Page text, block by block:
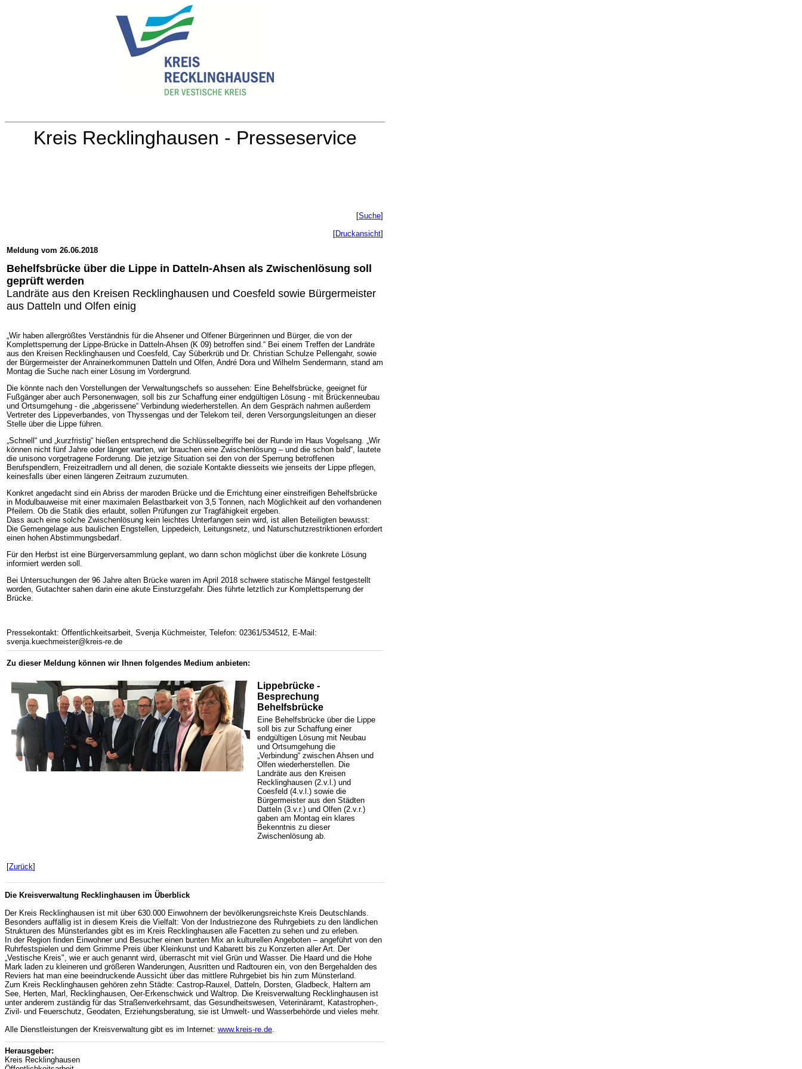
Kreis Recklinghausen - Presseservice
[Suche]
[Druckansicht]
Meldung vom 26.06.2018
Behelfsbrücke über die Lippe in Datteln-Ahsen als Zwischenlösung soll
geprüft werden
Landräte aus den Kreisen Recklinghausen und Coesfeld sowie Bürgermeister
aus Datteln und Olfen einig
„Wir haben allergrößtes Verständnis für die Ahsener und Olfener Bürgerinnen und Bürger, die von der
Komplettsperrung der Lippe-Brücke in Datteln-Ahsen (K 09) betroffen sind.“ Bei einem Treffen der Landräte
aus den Kreisen Recklinghausen und Coesfeld, Cay Süberkrüb und Dr. Christian Schulze Pellengahr, sowie
der Bürgermeister der Anrainerkommunen Datteln und Olfen, André Dora und Wilhelm Sendermann, stand am
Montag die Suche nach einer Lösung im Vordergrund.
Die könnte nach den Vorstellungen der Verwaltungschefs so aussehen: Eine Behelfsbrücke, geeignet für
Fußgänger aber auch Personenwagen, soll bis zur Schaffung einer endgültigen Lösung - mit Brückenneubau
und Ortsumgehung - die „abgerissene“ Verbindung wiederherstellen. An dem Gespräch nahmen außerdem
Vertreter des Lippeverbandes, von Thyssengas und der Telekom teil, deren Versorgungsleitungen an dieser
Stelle über die Lippe führen.
„Schnell“ und „kurzfristig“ hießen entsprechend die Schlüsselbegriffe bei der Runde im Haus Vogelsang. „Wir
können nicht fünf Jahre oder länger warten, wir brauchen eine Zwischenlösung – und die schon bald“, lautete
die unisono vorgetragene Forderung. Die jetzige Situation sei den von der Sperrung betroffenen
Berufspendlern, Freizeitradlern und all denen, die soziale Kontakte diesseits wie jenseits der Lippe pflegen,
keinesfalls über einen längeren Zeitraum zuzumuten.
Konkret angedacht sind ein Abriss der maroden Brücke und die Errichtung einer einstreifigen Behelfsbrücke
in Modulbauweise mit einer maximalen Belastbarkeit von 3,5 Tonnen, nach Möglichkeit auf den vorhandenen
Pfeilern. Ob die Statik dies erlaubt, sollen Prüfungen zur Tragfähigkeit ergeben.
Dass auch eine solche Zwischenlösung kein leichtes Unterfangen sein wird, ist allen Beteiligten bewusst:
Die Gemengelage aus baulichen Engstellen, Lippedeich, Leitungsnetz, und Naturschutzrestriktionen erfordert
einen hohen Abstimmungsbedarf.
Für den Herbst ist eine Bürgerversammlung geplant, wo dann schon möglichst über die konkrete Lösung
informiert werden soll.
Bei Untersuchungen der 96 Jahre alten Brücke waren im April 2018 schwere statische Mängel festgestellt
worden, Gutachter sahen darin eine akute Einsturzgefahr. Dies führte letztlich zur Komplettsperrung der
Brücke.
Pressekontakt: Öffentlichkeitsarbeit, Svenja Küchmeister, Telefon: 02361/534512, E-Mail:
svenja.kuechmeister@kreis-re.de
Zu dieser Meldung können wir Ihnen folgendes Medium anbieten:
Lippebrücke -
Besprechung
Behelfsbrücke
Eine Behelfsbrücke über die Lippe
soll bis zur Schaffung einer
endgültigen Lösung mit Neubau
und Ortsumgehung die
„Verbindung“ zwischen Ahsen und
Olfen wiederherstellen. Die
Landräte aus den Kreisen
Recklinghausen (2.v.l.) und
Coesfeld (4.v.l.) sowie die
Bürgermeister aus den Städten
Datteln (3.v.r.) und Olfen (2.v.r.)
gaben am Montag ein klares
Bekenntnis zu dieser
Zwischenlösung ab.
[Zurück]
Die Kreisverwaltung Recklinghausen im Überblick
Der Kreis Recklinghausen ist mit über 630.000 Einwohnern der bevölkerungsreichste Kreis Deutschlands.
Besonders auffällig ist in diesem Kreis die Vielfalt: Von der Industriezone des Ruhrgebiets zu den ländlichen
Strukturen des Münsterlandes gibt es im Kreis Recklinghausen alle Facetten zu sehen und zu erleben.
In der Region finden Einwohner und Besucher einen bunten Mix an kulturellen Angeboten – angeführt von den
Ruhrfestspielen und dem Grimme Preis über Kleinkunst und Kabarett bis zu Konzerten aller Art. Der
„Vestische Kreis", wie er auch genannt wird, überrascht mit viel Grün und Wasser. Die Haard und die Hohe
Mark laden zu kleineren und größeren Wanderungen, Ausritten und Radtouren ein, von den Bergehalden des
Reviers hat man eine beeindruckende Aussicht über das mittlere Ruhrgebiet bis hin zum Münsterland.
Zum Kreis Recklinghausen gehören zehn Städte: Castrop-Rauxel, Datteln, Dorsten, Gladbeck, Haltern am
See, Herten, Marl, Recklinghausen, Oer-Erkenschwick und Waltrop. Die Kreisverwaltung Recklinghausen ist
unter anderem zuständig für das Straßenverkehrsamt, das Gesundheitswesen, Veterinäramt, Katastrophen-,
Zivil- und Feuerschutz, Geodaten, Erziehungsberatung, sie ist Umwelt- und Wasserbehörde und vieles mehr.
Alle Dienstleistungen der Kreisverwaltung gibt es im Internet: www.kreis-re.de.
Herausgeber:
Kreis Recklinghausen